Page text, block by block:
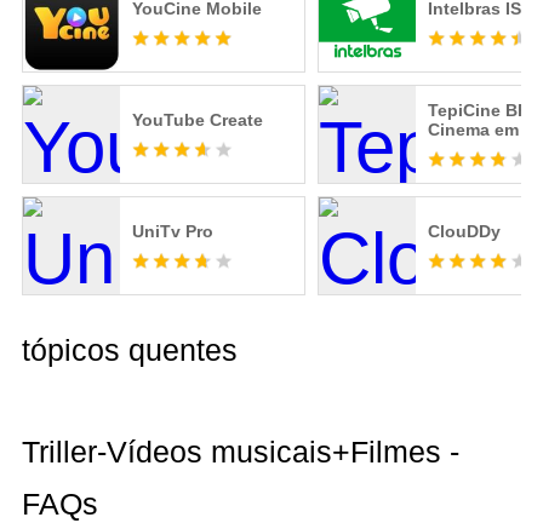
YouCine Mobile Intelbras
YouTube Create
TepiCine BR:
Cinema em
UniTv Pro ClouDDy
tópicos quentes
Triller-Vídeos musicais+Filmes -
FAQs